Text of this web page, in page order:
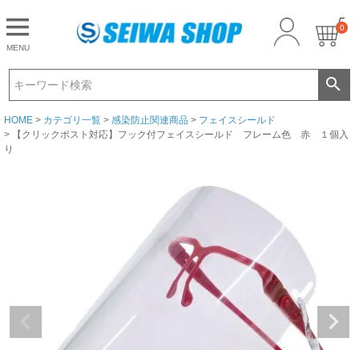
MENU
0
HOME カテゴリ一覧 感染防止関連商品
フェイスシールド
【クリックポスト対応】フック付フェイスシールド フレーム色 赤 １個入
り
CLOSE
ログイン